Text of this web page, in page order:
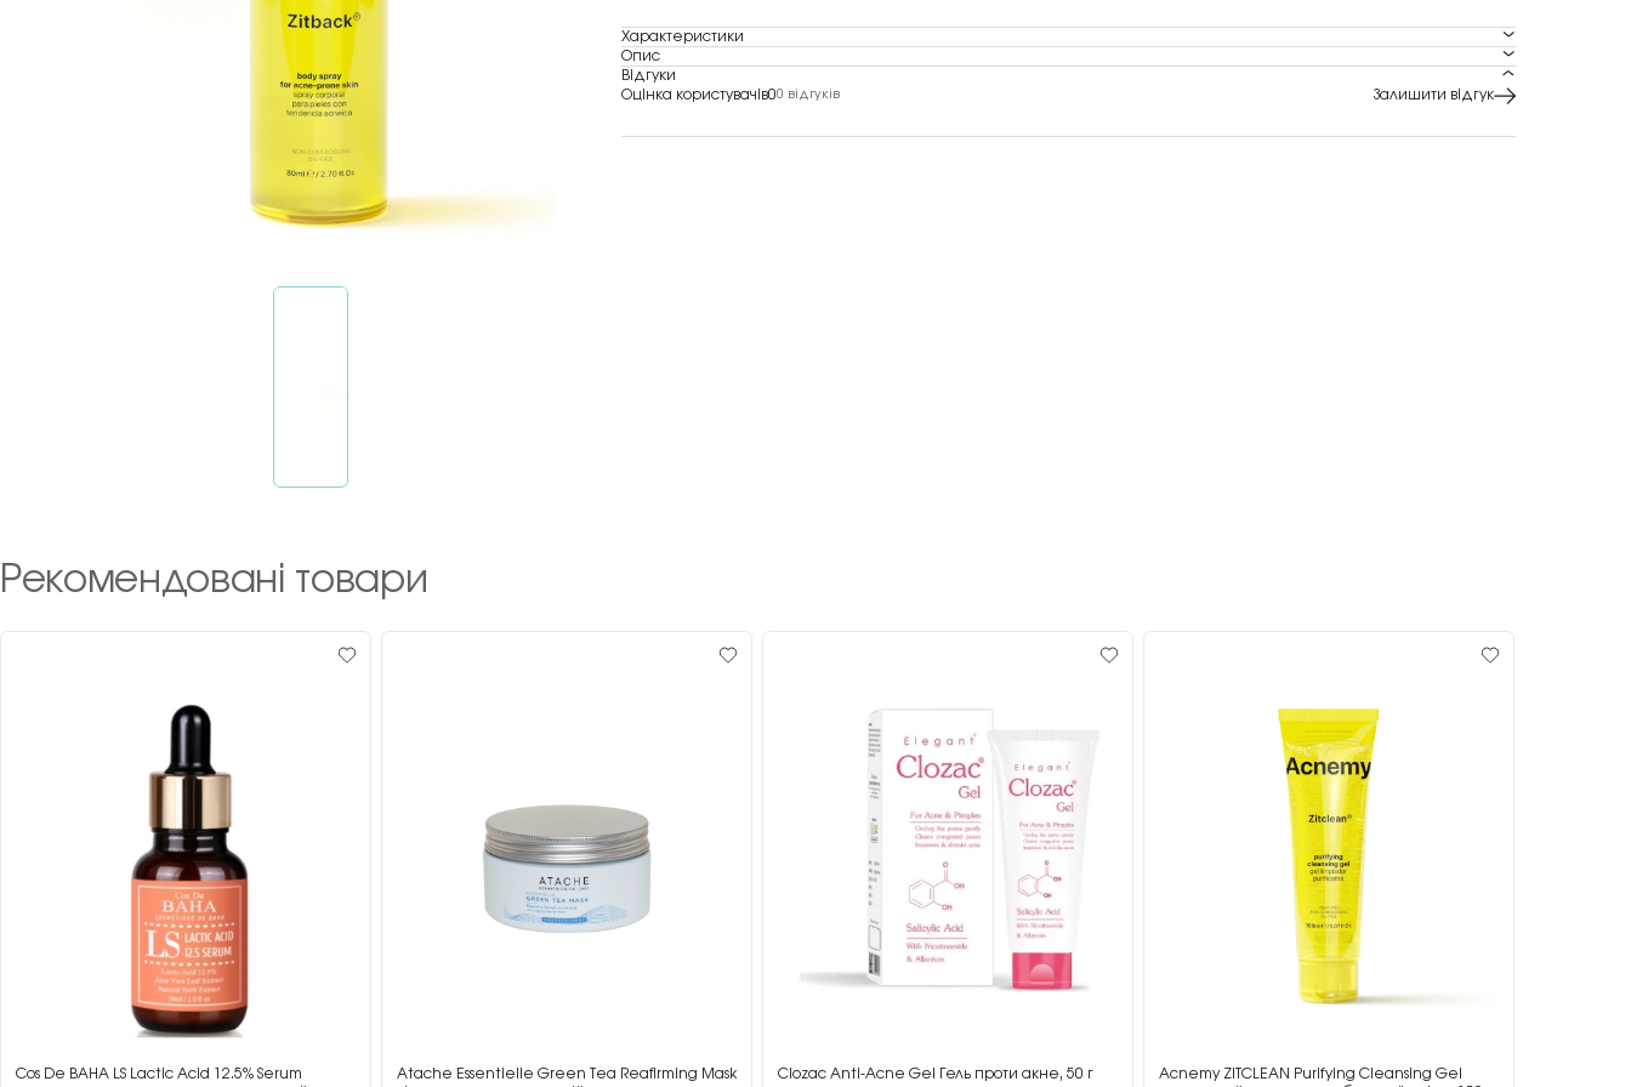
Характеристики
Опис
Відгуки
Оцінка користувачів00 відгуків Залишити відгук
Рекомендовані товари
Cos De BAHA LS Lactic Acid 12.5% Serum
Atache Essentielle Green Tea Reafirming Mask
Clozac Anti-Acne Gel Гель проти акне, 50 г
Acnemy ZITCLEAN Purifying Cleansing Gel